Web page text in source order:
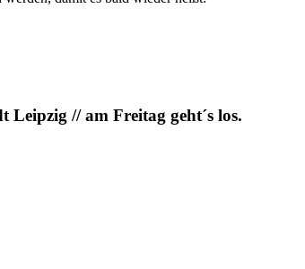
Leipzig // am Freitag geht´s los.